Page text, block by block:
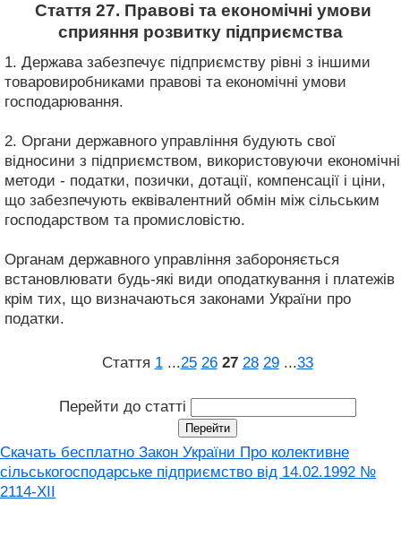
Стаття 27. Правові та економічні умови
сприяння розвитку підприємства
1. Держава забезпечує підприємству рівні з іншими
товаровиробниками правові та економічні умови
господарювання.
2. Органи державного управління будують свої
відносини з підприємством, використовуючи економічні
методи - податки, позички, дотації, компенсації і ціни,
що забезпечують еквівалентний обмін між сільським
господарством та промисловістю.
Органам державного управління забороняється
встановлювати будь-які види оподаткування і платежів
крім тих, що визначаються законами України про
податки.
Стаття 1 ...25 26 27 28 29 ...33
Перейти до статті
Скачать бесплатно Закон України Про колективне
сільськогосподарське підприємство від 14.02.1992 №
2114-XII